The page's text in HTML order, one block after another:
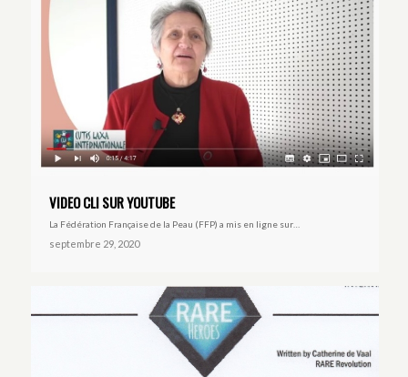
VIDEO CLI SUR YOUTUBE
La Fédération Française de la Peau (FFP) a mis en ligne sur…
septembre 29, 2020